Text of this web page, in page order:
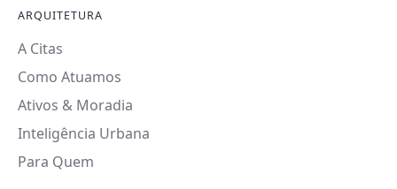
ARQUITETURA
A Citas
Como Atuamos
Ativos & Moradia
Inteligência Urbana
Para Quem